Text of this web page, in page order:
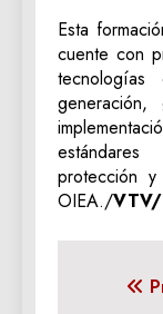
Esta
cuente con
generación,
protección
OIEA./VTV/